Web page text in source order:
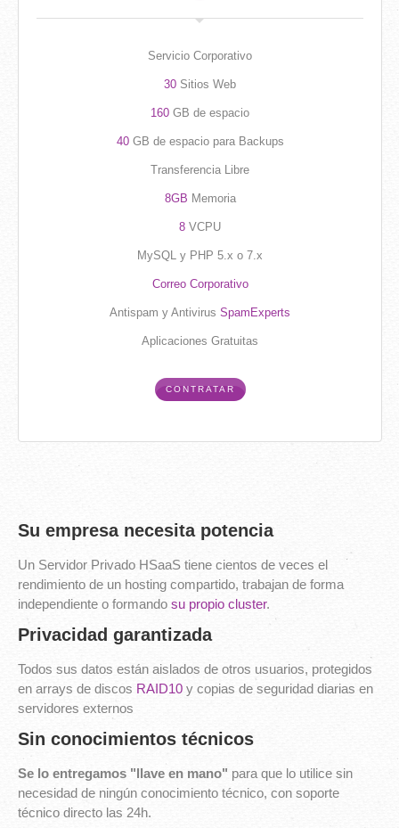
Servicio Corporativo
30 Sitios Web
160GB de espacio
40 GB de espacio para Backups
Transferencia Libre
8GB Memoria
8 VCPU
MySQL y PHP 5.x o 7.x
Correo Corporativo
Antispam y AntivirusSpamExperts
Aplicaciones Gratuitas
CONTRATAR
Su empresa necesita potencia
Un Servidor Privado HSaaS tiene cientos de veces el
rendimiento de un hosting compartido, trabajan de forma
independiente o formando su propio cluster.
Privacidad garantizada
Todos sus datos están aislados de otros usuarios, protegidos
en arrays de discos RAID10 y copias de seguridad diarias en
servidores externos
Sin conocimientos técnicos
Se lo entregamos "llave en mano" para que lo utilice sin
necesidad de ningún conocimiento técnico, con soporte
técnico directo las 24h.